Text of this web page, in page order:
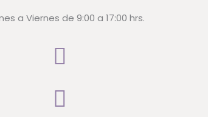
a Viernes de 9:00 a 17:00 hrs.